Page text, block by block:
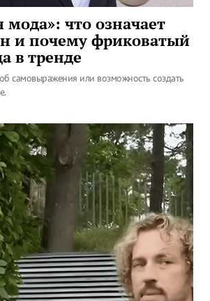
мода»: что означает
и почему фриковатый
в тренде
самовыражения или возможность создать